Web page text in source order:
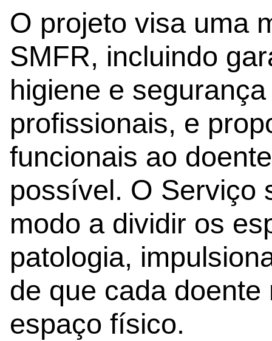
O projeto visa uma
SMFR, incluindo
higiene e
profissionais, e
funcionais ao
possível. O Serviço
modo a dividir os
patologia,
de que cada
espaço físico.